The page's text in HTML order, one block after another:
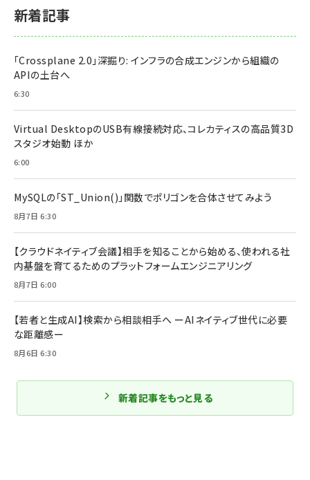
新着記事
「Crossplane 2.0」深掘り: インフラの合成エンジンから組織の
APIの土台へ
6:30
Virtual DesktopのUSB有線接続対応、コレカティスの高品質3D
スタジオ始動 ほか
6:00
MySQLの「ST_Union()」関数でポリゴンを合体させてみよう
8月7日 6:30
【クラウドネイティブ会議】相手を知ることから始める、使われる社
内基盤を育てるためのプラットフォームエンジニアリング
8月7日 6:00
【若者と生成AI】検索から相談相手へ ーAIネイティブ世代に必要
な距離感ー
8月6日 6:30
新着記事をもっと見る